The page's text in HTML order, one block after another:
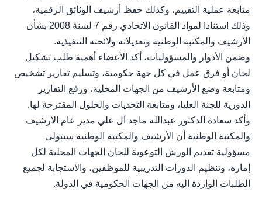
متابعة عملية التقييم، وكذلك حفظ أرشيف الوثائق الرقمية،
وذلك استنادا لمواد القانون الاتحادي رقم 7 لسنة 2008 بشأن
الأرشيف والمكتبة الوطنية وتعديلاته ولائحته التنفيذية.
وضمن الأدوار والمسؤوليات، أكد الأعضاء أهمية طلب تشكيل
لجان أو فرق عمل في كل جهة حكومية، وتسليم تقارير تشخيص
ومتابعة وضع الأرشيف من الجهات المحلية، ورفع التقارير
الدورية للجنة العليا، ومتابعة التحديات والحلول المقترحة لها.
وأكد سعادة الدكتور عبدالله ماجد آل علي مدير عام الأرشيف
والمكتبة الوطنية أن الأرشيف والمكتبة الوطنية سيتولى
مسؤولية تقديم الورش التوعوية للجان الجهات المحلية لكل
إمارة، وتنظيم الدورات التدريبية للموظفين، والاستجابة لجميع
الطلبات الواردة اليه من الجهات الحكومية في الدولة.